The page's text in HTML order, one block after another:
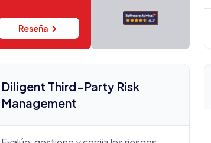
Reseña
Diligent Third-Party Risk
Management